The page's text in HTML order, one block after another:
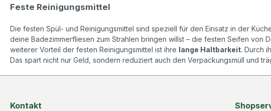
Feste Reinigungsmittel
Die festen Spül- und Reinigungsmittel sind speziell für den Einsatz in der
deine Badezimmerfliesen zum Strahlen bringen willst – die festen Seifen von
weiterer Vorteil der festen Reinigungsmittel ist ihre lange Haltbarkeit. Durch
Das spart nicht nur Geld, sondern reduziert auch den Verpackungsmüll und
Kontakt